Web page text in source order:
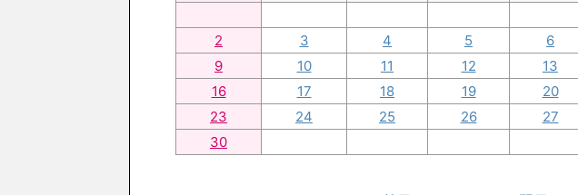
2
3 4 5 6
9
10 11 12 13
16
17 18 19 20
23
24 25 26 27
30